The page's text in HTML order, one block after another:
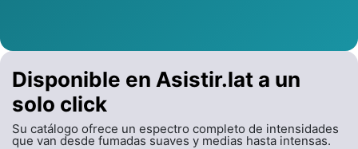
Disponible en Asistir.lat a un
solo click
Su catálogo ofrece un espectro completo de intensidades
que van desde fumadas suaves y medias hasta intensas.